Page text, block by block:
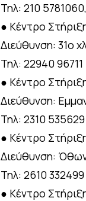
Τηλ: 210
● Κέντρο
Διεύθυνση: 31ο
Τηλ: 22940
● Κέντρο
Διεύθυνση:
Τηλ: 2310
● Κέντρο
Διεύθυνση:
Τηλ: 2610
● Κέντρο